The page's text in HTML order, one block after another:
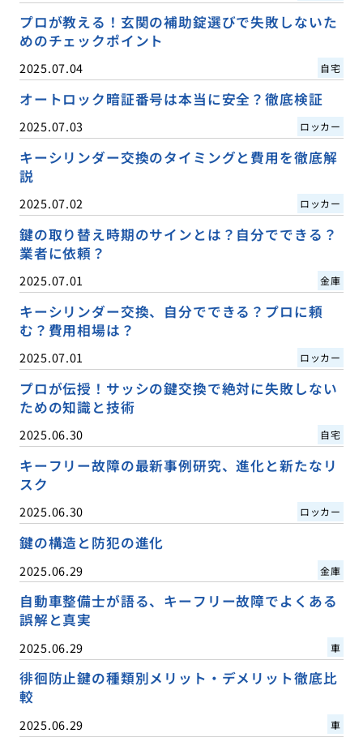
プロが教える！玄関の補助錠選びで失敗しないた
めのチェックポイント
2025.07.04 自宅
オートロック暗証番号は本当に安全？徹底検証
2025.07.03 ロッカー
キーシリンダー交換のタイミングと費用を徹底解
説
2025.07.02 ロッカー
鍵の取り替え時期のサインとは？自分でできる？
業者に依頼？
2025.07.01 金庫
キーシリンダー交換、自分でできる？プロに頼
む？費用相場は？
2025.07.01 ロッカー
プロが伝授！サッシの鍵交換で絶対に失敗しない
ための知識と技術
2025.06.30 自宅
キーフリー故障の最新事例研究、進化と新たなリ
スク
2025.06.30 ロッカー
鍵の構造と防犯の進化
2025.06.29 金庫
自動車整備士が語る、キーフリー故障でよくある
誤解と真実
2025.06.29 車
徘徊防止鍵の種類別メリット・デメリット徹底比
較
2025.06.29 車